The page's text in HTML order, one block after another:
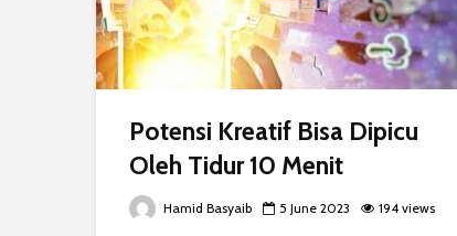
Potensi Kreatif Bisa Dipicu
Oleh Tidur 10 Menit
Hamid Basyaib 5 June 2023 194 views